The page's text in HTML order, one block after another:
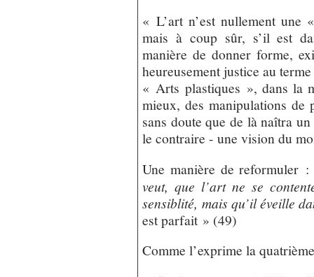
« L’art n’est nullement
mais à coup sûr, s’il est
manière de donner forme,
heureusement justice au
« Arts plastiques », dans la
mieux, des manipulations de
sans doute que de là naîtra
le contraire - une vision du
Une manière de reformuler
veut, que l’art ne se
sensiblité, mais qu’il éveille
est parfait » (49)
Comme l’exprime la